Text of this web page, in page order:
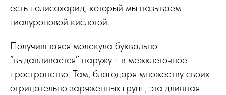
есть полисахарид, который мы называем
гиалуроновой кислотой.
Получившаяся молекула буквально
”выдавливается” наружу - в межклеточное
пространство. Там, благодаря множеству своих
отрицательно заряженных групп, эта длинная